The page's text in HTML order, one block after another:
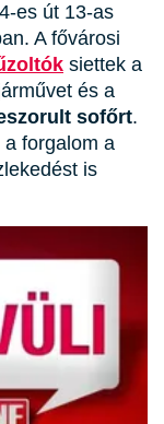
es út 13-as
A fővárosi
siettek a
és a
sofőrt.
forgalom a
is